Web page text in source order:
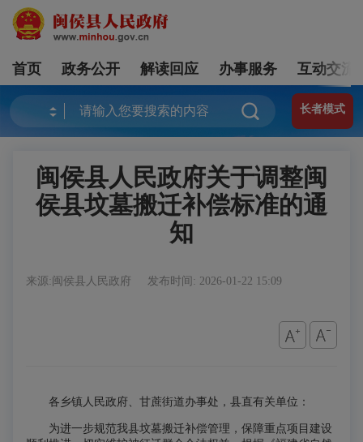
首页 政务公开 解读回应 办事服务 互动交流
长者模式
闽侯县人民政府关于调整闽
侯县坟墓搬迁补偿标准的通
知
来源:闽侯县人民政府 发布时间: 2026-01-22 15:09
各乡镇人民政府、甘蔗街道办事处，县直有关单位：
为进一步规范我县坟墓搬迁补偿管理，保障重点项目建设